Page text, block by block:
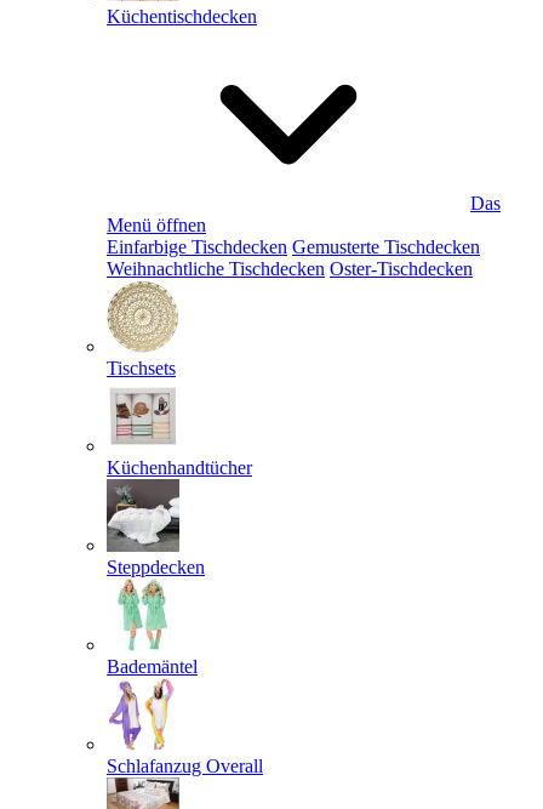
Küchentischdecken
Das
Menü öffnen
Einfarbige Tischdecken Gemusterte Tischdecken
Weihnachtliche Tischdecken Oster-Tischdecken
Tischsets
Küchenhandtücher
Steppdecken
Bademäntel
Schlafanzug Overall